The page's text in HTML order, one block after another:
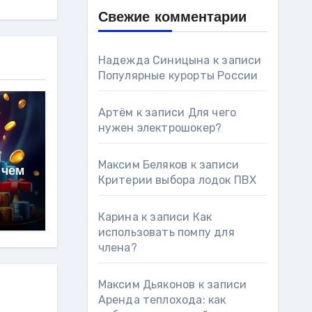
Свежие комментарии
Надежда Синицына к записи
Популярные курорты России
Артём к записи Для чего
нужен электрошокер?
Максим Беляков к записи
Критерии выбора лодок ПВХ
Карина к записи Как
использовать помпу для
члена?
Максим Дьяконов к записи
Аренда теплохода: как